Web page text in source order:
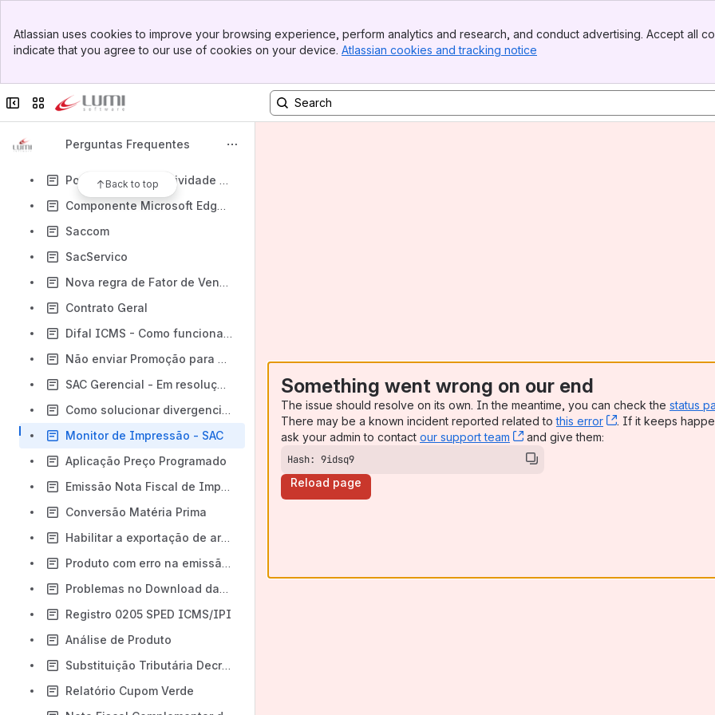
Top Bar
Sidebar
Atlassian uses cookies to improve your browsing experience, perform analytics and research, and conduct advertising. Accept all
indicate that you agree to our use of cookies on your device. Atlassian cookies and tracking notice
Collapse sidebar
Switch sites or apps
Perguntas Frequentes
Back to top
Envio de Lembrete de Boleto por E-mail
Relatorio Tabela de Preço
Pontuação - Produtividade de Caixa
Componente Microsoft Edge WebView2
Saccom
SacServico
Nova regra de Fator de Vencimento FEBRABAN
Contrato Geral
Difal ICMS - Como funciona do Lumi Gerencial
Não enviar Promoção para E-commerce
SAC Gerencial - Em resoluções altas (4K).
Como solucionar divergencias na entrada de notas
Monitor de Impressão - SAC
Aplicação Preço Programado
Emissão Nota Fiscal de Importação
Conversão Matéria Prima
Habilitar a exportação de arquivos em XLS pelo SAC Gerencial
Produto com erro na emissão de nota de Consumo Interno
Problemas no Download das Aplicações Lumi - Navegadores Google Chrome e Microsoft Edge
Registro 0205 SPED ICMS/IPI
Análise de Produto
Substituição Tributária Decreto 29.560/2008
Relatório Cupom Verde
Something went wrong on our end
The issue should resolve on its own. In the meantime, you can check the status
There may be a known incident reported related tothis error , (opens new
. If it keeps
ask your admin to contact our support team , (opens new window)
and give them:
Hash: 9idsq9
Reload page